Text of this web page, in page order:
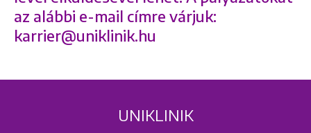
az alábbi e-mail címre várjuk:
karrier@uniklinik.hu
UNIKLINIK